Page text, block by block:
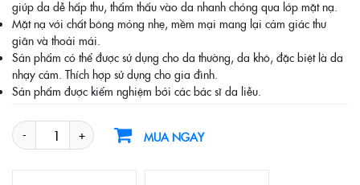
giúp da dễ hấp thu, thẩm thấu vào da nhanh chóng qua lớp mặt nạ.
Mặt nạ với chất bông mỏng nhẹ, mềm mại mang lại cảm giác thư
giãn và thoải mái.
Sản phẩm có thể được sử dụng cho da thường, da khô, đặc biệt là da
nhạy cảm. Thích hợp sử dụng cho gia đình.
Sản phẩm được kiểm nghiệm bởi các bác sĩ da liễu.
MUA NGAY